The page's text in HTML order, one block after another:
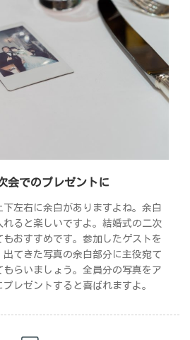
会でのプレゼントに
左右に余白がありますよね。余白
ると楽しいですよ。結婚式の二次
おすすめです。参加したゲストを
てきた写真の余白部分に主役宛て
らいましょう。全員分の写真をア
レゼントすると喜ばれますよ。